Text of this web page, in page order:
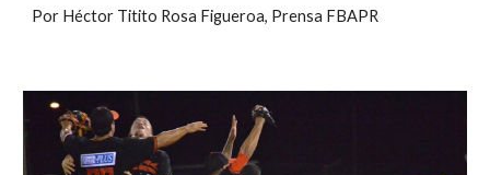
Por Héctor Titito Rosa Figueroa, Prensa FBAPR